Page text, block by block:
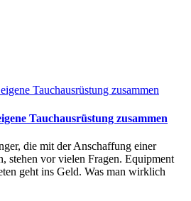
Tauchausrüstung zusammen
die mit der Anschaffung einer
stehen vor vielen Fragen. Equipment
geht ins Geld. Was man wirklich